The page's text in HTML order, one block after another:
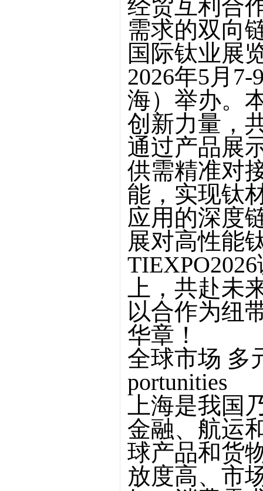
经贸互利合
需求的双向
国际钛业展
2026年5月
海）举办。
创新力量，
通过产品展
供需精准对
能，实现钛
应用的深度
展对高性能
上，共赴未
以合作为纽
华章！
全球市场 多
portunities
上海是我国
金融、航运
球产品和货
放度高、市